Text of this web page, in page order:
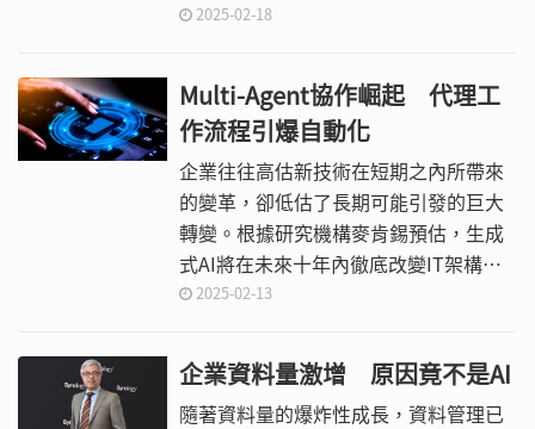
方案，除了可收集自家的端點、網路設
稱系統的遙測資料（Telemetry）進行
原生分析和關聯，亦可整合第三方供應
商的端點偵測與回應（EDR）、網路偵
測與回應（NDR）、郵件安全、次世代
防火牆等遙測資料，藉此提高分析惡意
行為的精準度，以及提高回應措施的有
效性。
2025-02-18
Multi-Agent協作崛起 代理工
作流程引爆自動化
企業往往高估新技術在短期之內所帶來
的變革，卻低估了長期可能引發的巨大
轉變。根據研究機構麥肯錫預估，生成
式AI將在未來十年內徹底改變IT架構，
其中一項關鍵變革即是從傳統以應用程
2025-02-13
企業資料量激增 原因竟不是AI
隨著資料量的爆炸性成長，資料管理已